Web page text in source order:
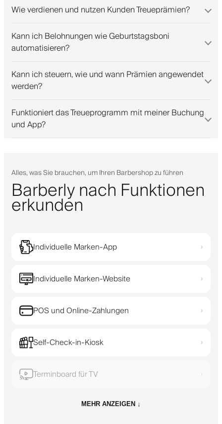
Wie verdienen und nutzen Kunden Treueprämien?
Kann ich Belohnungen wie Geburtstagsboni
automatisieren?
Kann ich steuern, wie und wann Prämien angewendet
werden?
Funktioniert das Treueprogramm mit meiner Buchung
und App?
Alles, was Sie brauchen, um Ihren Barbershop zu führen
Barberly nach Funktionen
erkunden
Individuelle Marken-App ›
Individuelle Marken-Website ›
POS und Online-Zahlungen ›
Self-Check-in-Kiosk ›
Terminboard für TV ›
MEHR ANZEIGEN ↓